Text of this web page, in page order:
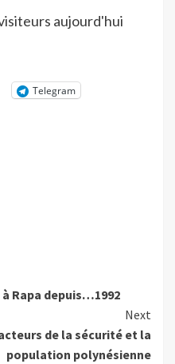
aujourd'hui
Telegram
Rapa depuis…1992
Next
de la sécurité et la
population polynésienne